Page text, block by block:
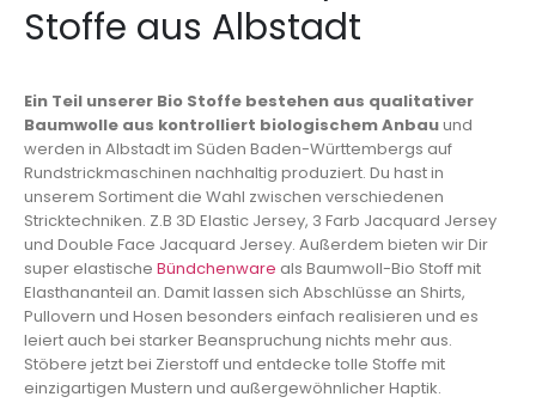
Stoffe aus Albstadt
Ein Teil unserer Bio Stoffe bestehen aus qualitativer
Baumwolle aus kontrolliert biologischem Anbauund
werden in Albstadt im Süden Baden-Württembergs auf
Rundstrickmaschinen nachhaltig produziert. Du hast in
unserem Sortiment die Wahl zwischen verschiedenen
Stricktechniken. Z.B 3D Elastic Jersey, 3 Farb Jacquard Jersey
und Double Face Jacquard Jersey. Außerdem bieten wir Dir
super elastische Bündchenware als Baumwoll-Bio Stoff mit
Elasthananteil an. Damit lassen sich Abschlüsse an Shirts,
Pullovern und Hosen besonders einfach realisieren und es
leiert auch bei starker Beanspruchung nichts mehr aus.
Stöbere jetzt bei Zierstoff und entdecke tolle Stoffe mit
einzigartigen Mustern und außergewöhnlicher Haptik.